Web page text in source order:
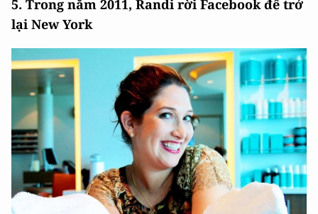
5. Trong năm 2011, Randi rời Facebook để trở
lại New York